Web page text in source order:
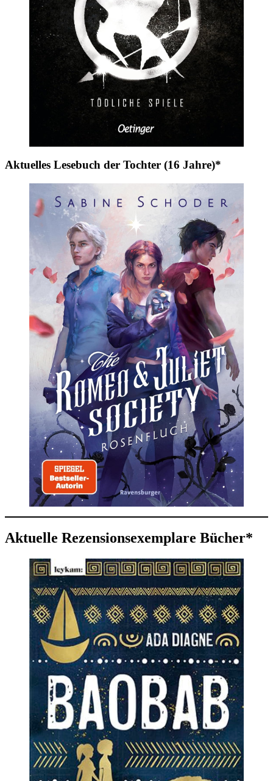
Aktuelles Lesebuch der Tochter (16 Jahre)*
Aktuelle Rezensionsexemplare Bücher*